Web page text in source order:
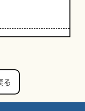
る